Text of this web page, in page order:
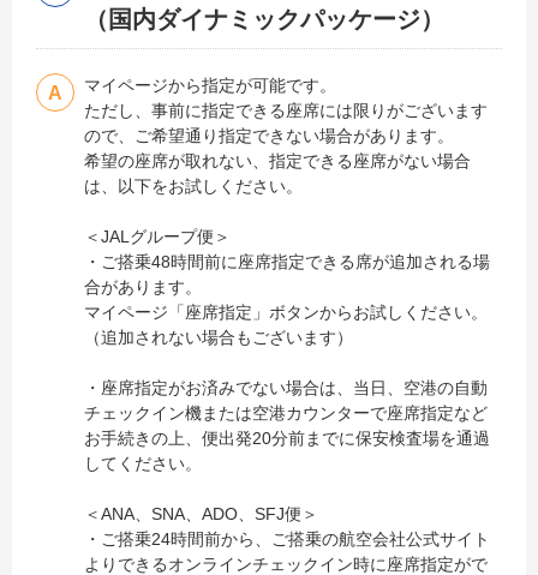
（国内ダイナミックパッケージ）
マイページから指定が可能です。
ただし、事前に指定できる座席には限りがございます
ので、ご希望通り指定できない場合があります。
希望の座席が取れない、指定できる座席がない場合
は、以下をお試しください。
＜JALグループ便＞
・ご搭乗48時間前に座席指定できる席が追加される場
合があります。
マイページ「座席指定」ボタンからお試しください。
（追加されない場合もございます）
・座席指定がお済みでない場合は、当日、空港の自動
チェックイン機または空港カウンターで座席指定など
お手続きの上、便出発20分前までに保安検査場を通過
してください。
＜ANA、SNA、ADO、SFJ便＞
・ご搭乗24時間前から、ご搭乗の航空会社公式サイト
よりできるオンラインチェックイン時に座席指定がで